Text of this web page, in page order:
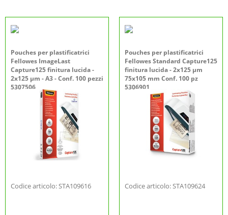
Pouches per plastificatrici
Fellowes ImageLast
Capture125 finitura lucida -
2x125 µm - A3 - Conf. 100 pezzi
5307506
Codice articolo: STA109616
Pouches per plastificatrici
Fellowes Standard Capture125
finitura lucida - 2x125 µm
75x105 mm Conf. 100 pz
5306901
Codice articolo: STA109624